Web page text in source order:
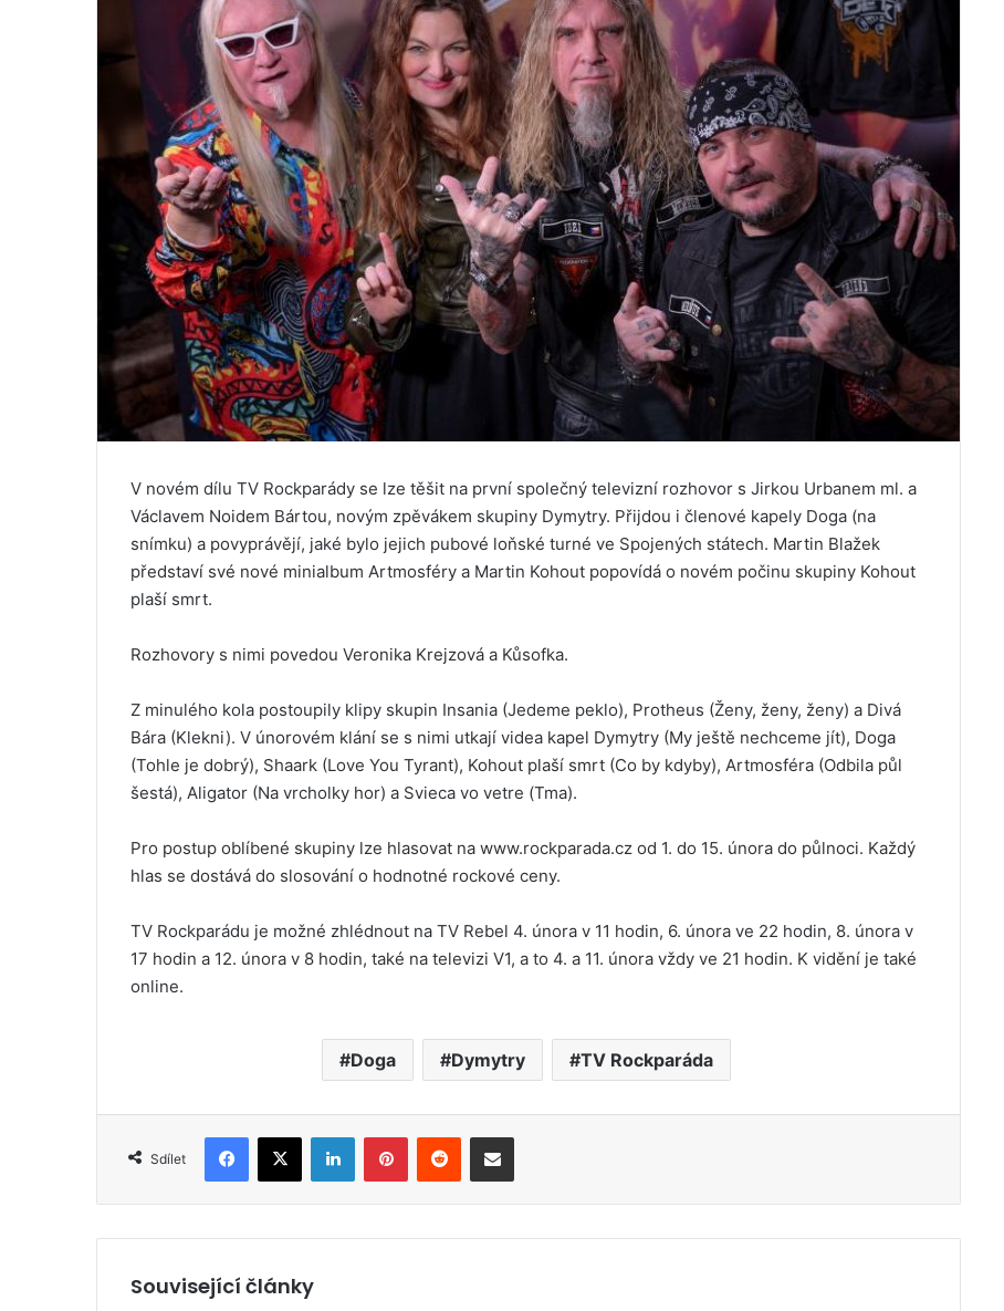
V novém dílu TV Rockparády se lze těšit na první společný televizní rozhovor s Jirkou Urbanem ml. a
Václavem Noidem Bártou, novým zpěvákem skupiny Dymytry. Přijdou i členové kapely Doga (na
snímku) a povyprávějí, jaké bylo jejich pubové loňské turné ve Spojených státech. Martin Blažek
představí své nové minialbum Artmosféry a Martin Kohout popovídá o novém počinu skupiny Kohout
plaší smrt.
Rozhovory s nimi povedou Veronika Krejzová a Kůsofka.
Z minulého kola postoupily klipy skupin Insania (Jedeme peklo), Protheus (Ženy, ženy, ženy) a Divá
Bára (Klekni). V únorovém klání se s nimi utkají videa kapel Dymytry (My ještě nechceme jít), Doga
(Tohle je dobrý), Shaark (Love You Tyrant), Kohout plaší smrt (Co by kdyby), Artmosféra (Odbila půl
šestá), Aligator (Na vrcholky hor) a Svieca vo vetre (Tma).
Pro postup oblíbené skupiny lze hlasovat na www.rockparada.cz od 1. do 15. února do půlnoci. Každý
hlas se dostává do slosování o hodnotné rockové ceny.
TV Rockparádu je možné zhlédnout na TV Rebel 4. února v 11 hodin, 6. února ve 22 hodin, 8. února v
17 hodin a 12. února v 8 hodin, také na televizi V1, a to 4. a 11. února vždy ve 21 hodin. K vidění je také
online.
Doga Dymytry TV Rockparáda
Sdílet
Související články